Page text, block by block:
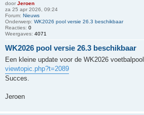
door Jeroen
za 25 apr 2026, 09:24
Forum: Nieuws
Onderwerp: WK2026 pool versie 26.3 beschikbaar
Reacties: 0
Weergaves: 4071
WK2026 pool versie 26.3 beschikbaar
Een kleine update voor de WK2026 voetbalpool.
viewtopic.php?t=2089
Succes.
Jeroen